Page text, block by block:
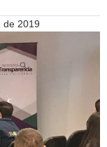
de 2019